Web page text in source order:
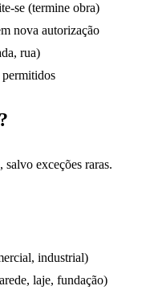
se (termine obra)
nova autorização
rua)
salvo exceções raras.
industrial)
laje, fundação)